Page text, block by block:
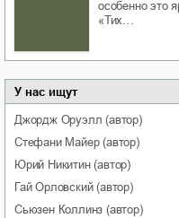
особенно это
«Тих…
У нас ищут
Джордж Оруэлл (автор)
Стефани Майер(автор)
Юрий Никитин(автор)
Гай Орловский(автор)
Сьюзен Коллинз (автор)